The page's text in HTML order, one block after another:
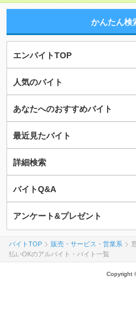
かんたん検
エンバイトTOP
人気のバイト
あなたへのおすすめバイト
最近見たバイト
詳細検索
バイトQ&A
アンケート&プレゼント
バイトTOP 販売・サービス・営業系
払いOKのアルバイト・バイト一覧
Copyright